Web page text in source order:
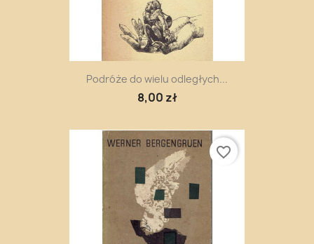
Podróże do wielu odległych...
8,00 zł
favorite_border